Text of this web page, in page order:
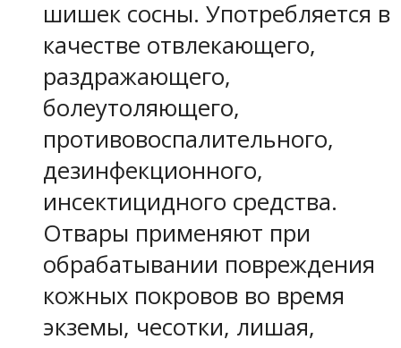
шишек сосны. Употребляется в
качестве отвлекающего,
раздражающего,
болеутоляющего,
противовоспалительного,
дезинфекционного,
инсектицидного средства.
Отвары применяют при
обрабатывании повреждения
кожных покровов во время
экземы, чесотки, лишая,